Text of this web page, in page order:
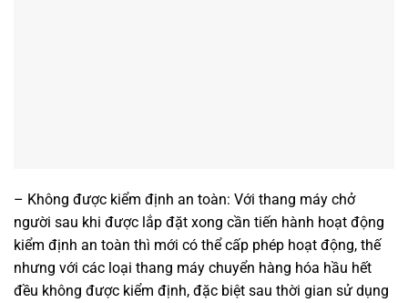
– Không được kiểm định an toàn: Với thang máy chở
người sau khi được lắp đặt xong cần tiến hành hoạt động
kiểm định an toàn thì mới có thể cấp phép hoạt động, thế
nhưng với các loại thang máy chuyển hàng hóa hầu hết
đều không được kiểm định, đặc biệt sau thời gian sử dụng